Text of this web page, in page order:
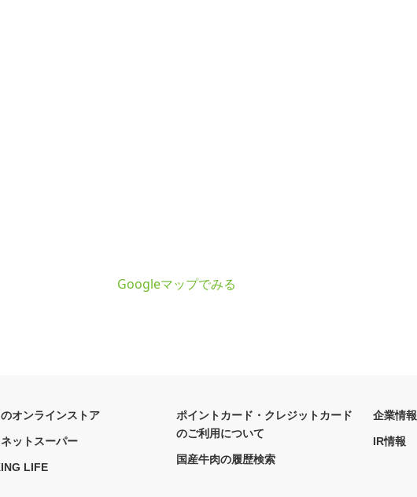
Googleマップでみる
オンラインストア
ットスーパー
LIFE
ポイントカード・クレジットカード
のご利用について
国産牛肉の履歴検索
企業情報
IR情報